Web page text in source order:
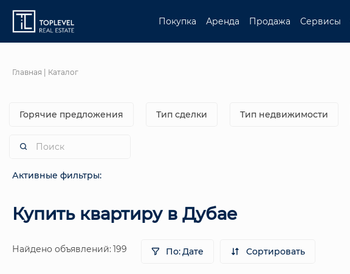
Покупка Аренда Продажа Сервисы
Главная | Каталог
Горячие предложения Тип сделки Тип недвижимости
Активные фильтры:
Купить квартиру в Дубае
Найдено объявлений: 199 По:Дате Сортировать